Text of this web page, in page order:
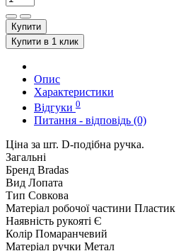
Купити
Купити в 1 клик
Опис
Характеристики
Відгуки 0
Питання - відповідь (0)
Ціна за шт. D-подібна ручка.
Загальні
Бренд Bradas
Вид Лопата
Тип Совкова
Матеріал робочої частини Пластик
Наявність рукояті Є
Колір Помаранчевий
Матеріал ручки Метал